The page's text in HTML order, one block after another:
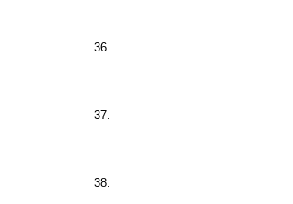
36.
37.
38.